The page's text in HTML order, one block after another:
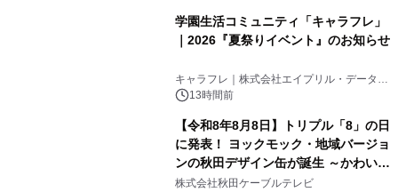
学園生活コミュニティ「キャラフレ」
｜2026『夏祭りイベント』のお知らせ
キャラフレ｜株式会社エイプリル・データ・
デザインズ
13時間前
【令和8年8月8日】トリプル「8」の日
に発表！ ヨックモック・地域バージョ
ンの秋田デザイン缶が誕生 ～かわいい
秋田犬の子犬と秋田の四季と名所を巡
株式会社秋田ケーブルテレビ